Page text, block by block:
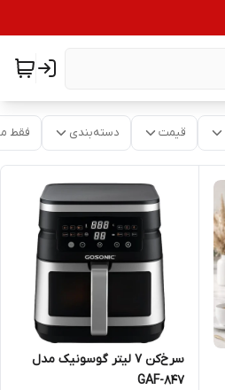
قیمت دسته‌بندی فقط
سرخ‌کن 7 لیتر گوسونیک مدل
GAF-847